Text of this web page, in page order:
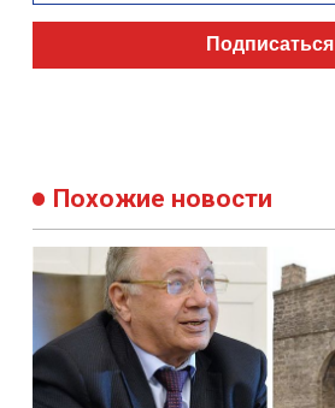
Подписаться
Похожие новости